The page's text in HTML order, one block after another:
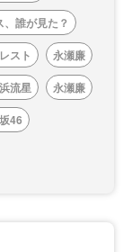
誰が見た？
スト
永瀬廉
流星
永瀬廉
46